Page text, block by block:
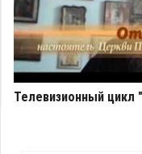
Телевизионный цикл